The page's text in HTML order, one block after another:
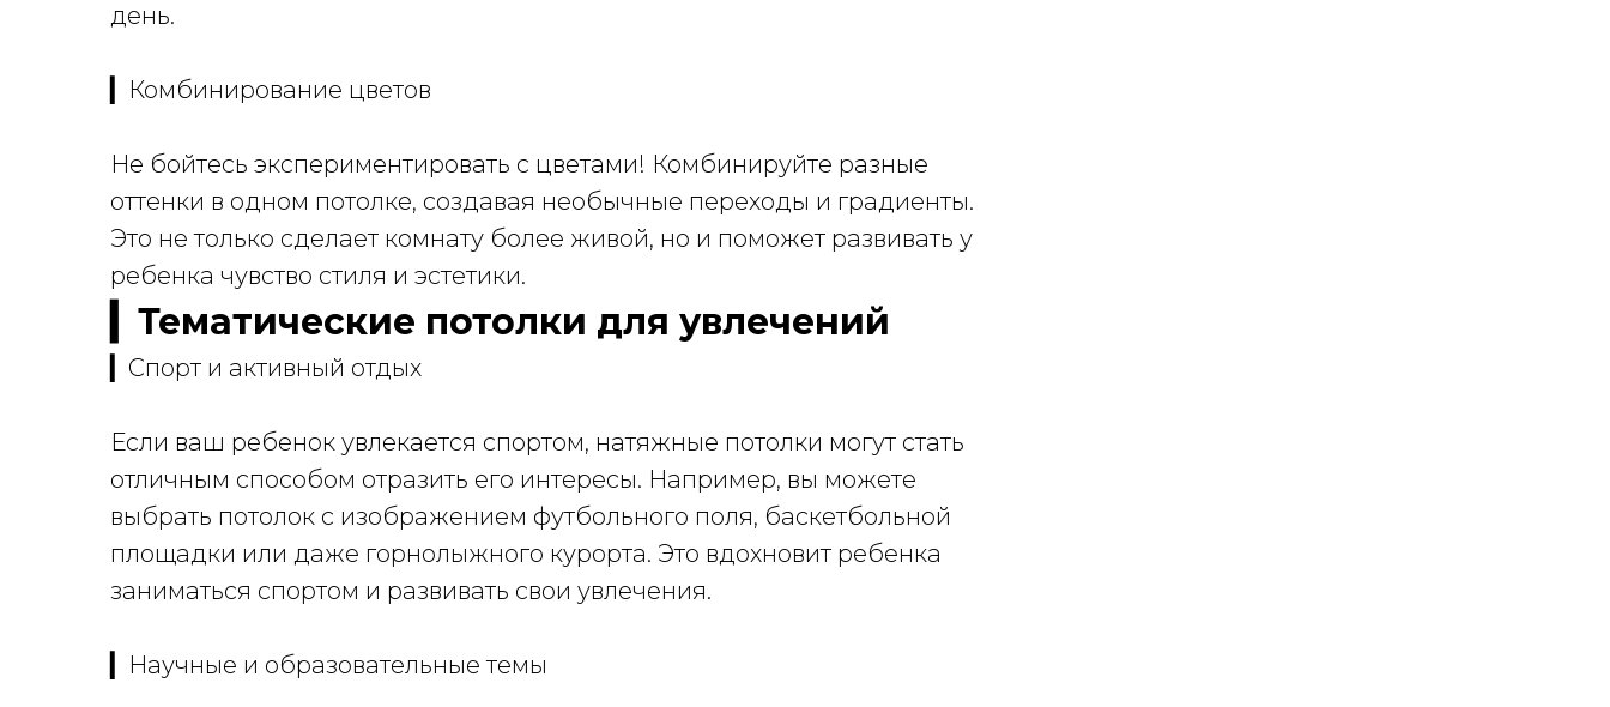
день.
▎Комбинирование цветов
Не бойтесь экспериментировать с цветами! Комбинируйте разные
оттенки в одном потолке, создавая необычные переходы и градиенты.
Это не только сделает комнату более живой, но и поможет развивать у
ребенка чувство стиля и эстетики.
▎Тематические потолки для увлечений
▎Спорт и активный отдых
Если ваш ребенок увлекается спортом, натяжные потолки могут стать
отличным способом отразить его интересы. Например, вы можете
выбрать потолок с изображением футбольного поля, баскетбольной
площадки или даже горнолыжного курорта. Это вдохновит ребенка
заниматься спортом и развивать свои увлечения.
▎Научные и образовательные темы